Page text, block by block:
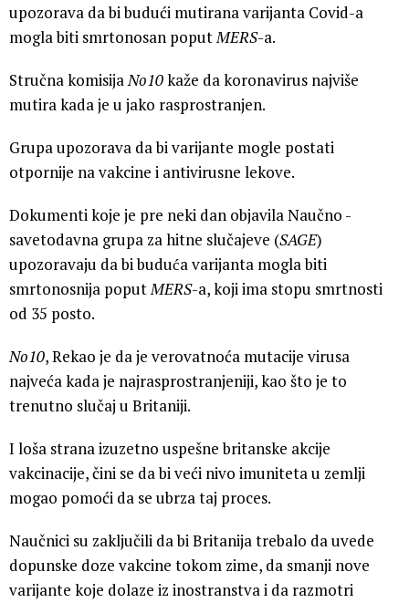
upozorava da bi budući mutirana varijanta Covid-a
mogla biti smrtonosan poputMERS-a.
Stručna komisijaNo10kaže da koronavirus najviše
mutira kada je u jako rasprostranjen.
Grupa upozorava da bi varijante mogle postati
otpornije na vakcine i antivirusne lekove.
Dokumenti koje je pre neki dan objavila Naučno -
savetodavna grupa za hitne slučajeve (SAGE)
upozoravaju da bi buduća varijanta mogla biti
smrtonosnija poput ​​MERS-a, koji ima stopu smrtnosti
od 35 posto.
No10, Rekao je da je verovatnoća mutacije virusa
najveća kada je najrasprostranjeniji, kao što je to
trenutno slučaj u Britaniji.
I loša strana izuzetno uspešne britanske akcije
vakcinacije, čini se da bi veći nivo imuniteta u zemlji
mogao pomoći da se ubrza taj proces.
Naučnici su zaključili da bi Britanija trebalo da uvede
dopunske doze vakcine tokom zime, da smanji nove
varijante koje dolaze iz inostranstva i da razmotri